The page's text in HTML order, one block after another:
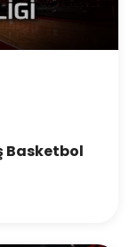
Basketbol